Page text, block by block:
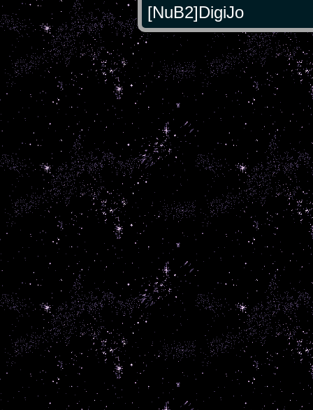
[NuB2]DigiJo